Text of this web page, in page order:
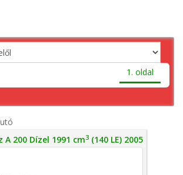
1. oldal
A 200 Dízel 1991 cm3 (140 LE) 2005